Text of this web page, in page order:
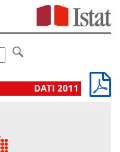
DATI 2011